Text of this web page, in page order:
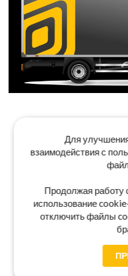
Для
взаимодействия с
Продолжая работу
использование
отключить файлы